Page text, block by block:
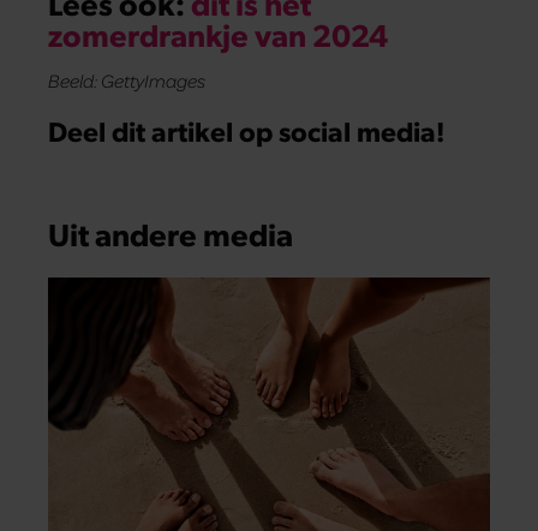
zomerdrankje van 2024
Beeld: GettyImages
Deel dit artikel op social media!
Uit andere media